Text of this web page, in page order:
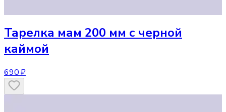
Тарелка мам 200 мм с черной
каймой
690 ₽